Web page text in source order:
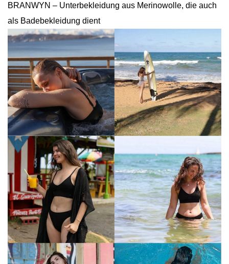
BRANWYN – Unterbekleidung aus Merinowolle, die auch
als Badebekleidung dient